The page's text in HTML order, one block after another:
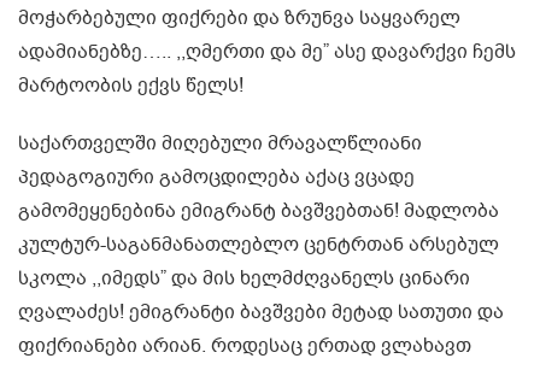
მოჭარბებული ფიქრები და ზრუნვა საყვარელ
ადამიანებზე….. ,,ღმერთი და მე” ასე დავარქვი ჩემს
მარტოობის ექვს წელს!
საქართველში მიღებული მრავალწლიანი
პედაგოგიური გამოცდილება აქაც ვცადე
გამომეყენებინა ემიგრანტ ბავშვებთან! მადლობა
კულტურ-საგანმანათლებლო ცენტრთან არსებულ
სკოლა ,,იმედს” და მის ხელმძღვანელს ცინარი
ღვალაძეს! ემიგრანტი ბავშვები მეტად სათუთი და
ფიქრიანები არიან. როდესაც ერთად ვლახავთ